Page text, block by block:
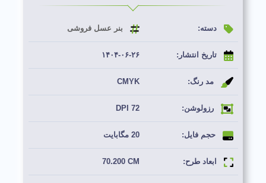
دسته: بنر عسل فروشی
تاریخ انتشار: ۱۴۰۴-۰۶-۲۶
مد رنگ: CMYK
رزولوشن: 72 DPI
حجم فایل: 20 مگابایت
ابعاد طرح: 70.200 CM